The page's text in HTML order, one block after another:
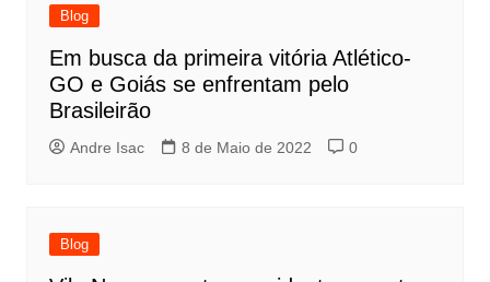
Blog
Em busca da primeira vitória Atlético-
GO e Goiás se enfrentam pelo
Brasileirão
Andre Isac 8 de Maio de 2022 0
Blog